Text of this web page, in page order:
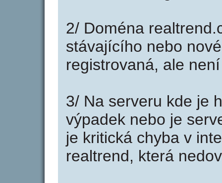
2/ Doména
stávajícího nebo
registrovaná, ale
3/ Na serveru kde je
výpadek nebo je
je kritická chyba v
realtrend, která